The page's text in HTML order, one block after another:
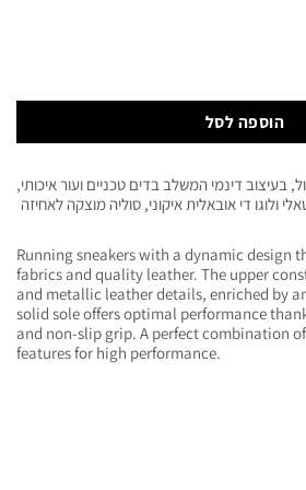
הוספה לסל
בעיצוב דינמי המשלב בדים טכניים ועור איכותי,
ולוגו די אובאלית איקוני, סוליה מוצקה לאחיזה
Running sneakers with a dynamic design
fabrics and quality leather. The upper
and metallic leather details, enriched by
solid sole offers optimal performance
and non-slip grip. A perfect combination
features for high performance.